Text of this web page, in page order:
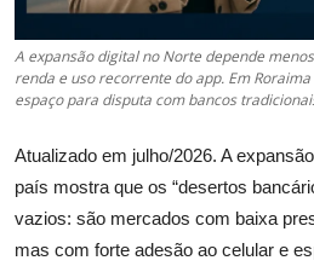
Sobre
GX explica
Seguro de Vida
Motores do Brasil
A expansão digital no Norte depende
renda e uso recorrente do app. Em
espaço para disputa com bancos
Atualizado em julho/2026. A
país mostra que os “desertos
vazios: são mercados com baixa
mas com forte adesão ao celular e